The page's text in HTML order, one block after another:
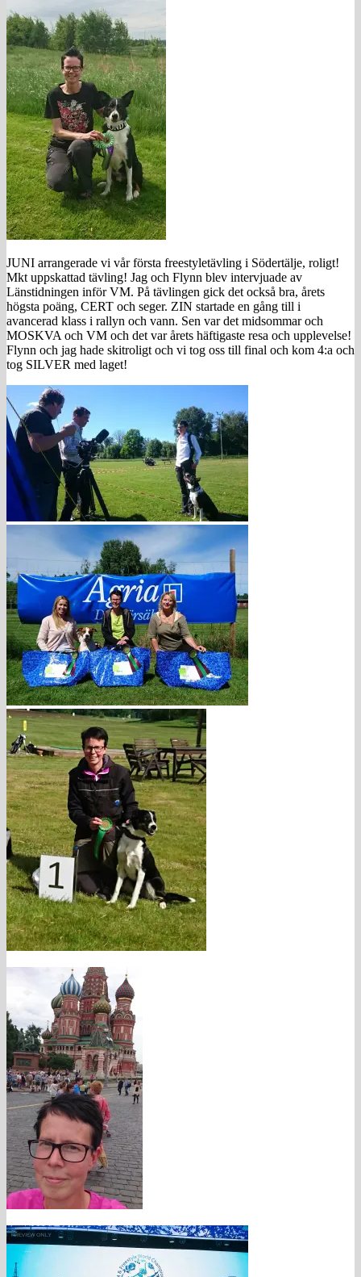
JUNI arrangerade vi vår första freestyletävling i Södertälje, roligt!
Mkt uppskattad tävling! Jag och Flynn blev intervjuade av
Länstidningen inför VM. På tävlingen gick det också bra, årets
högsta poäng, CERT och seger. ZIN startade en gång till i
avancerad klass i rallyn och vann. Sen var det midsommar och
MOSKVA och VM och det var årets häftigaste resa och upplevelse!
Flynn och jag hade skitroligt och vi tog oss till final och kom 4:a och
tog SILVER med laget!